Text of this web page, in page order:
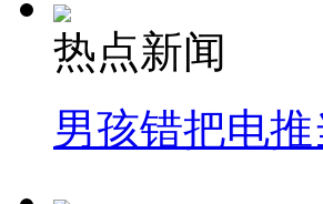
热点新闻
男孩错把电